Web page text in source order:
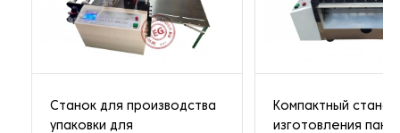
Станок для производства
упаковки для
Компактный
изготовления